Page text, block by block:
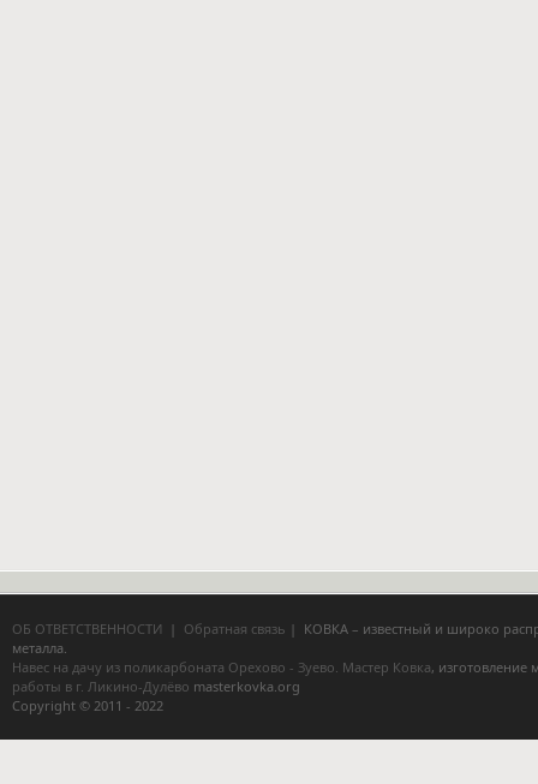
ОБ ОТВЕТСТВЕННОСТИ | Обратная связь | КОВКА – известный и широко
металла.
Навес на дачу из поликарбоната Орехово - Зуево. Мастер Ковка, изготовление
работы в г. Ликино-Дулёво masterkovka.org
Copyright © 2011 - 2022